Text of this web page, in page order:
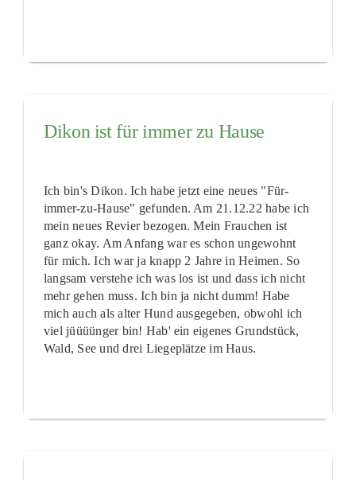
Dikon ist für immer zu Hause
Ich bin's Dikon. Ich habe jetzt eine neues "Für-
immer-zu-Hause" gefunden. Am 21.12.22 habe ich
mein neues Revier bezogen. Mein Frauchen ist
ganz okay. Am Anfang war es schon ungewohnt
für mich. Ich war ja knapp 2 Jahre in Heimen. So
langsam verstehe ich was los ist und dass ich nicht
mehr gehen muss. Ich bin ja nicht dumm! Habe
mich auch als alter Hund ausgegeben, obwohl ich
viel jüüüünger bin! Hab' ein eigenes Grundstück,
Wald, See und drei Liegeplätze im Haus.